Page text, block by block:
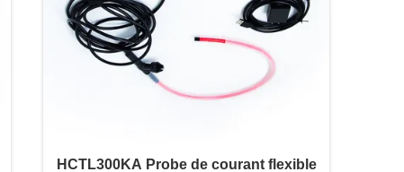
HCTL300KA Probe de courant flexible